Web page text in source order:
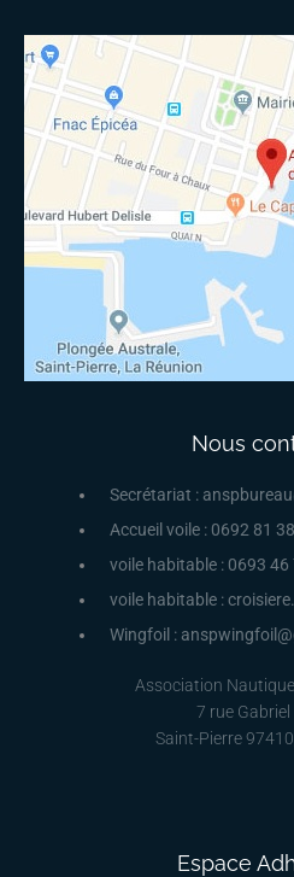
Nous
Secrétariat :
Accueil voile : 0692 81
voile habitable : 0693 46
voile habitable :
Wingfoil :
Association
7 rue Gabriel
Saint-Pierre
Espace